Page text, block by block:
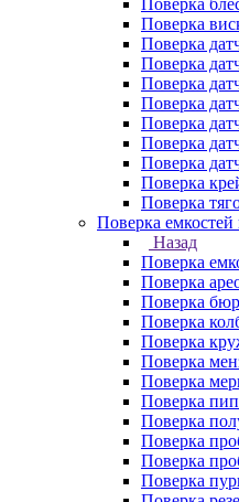
Поверка
Поверка
Поверка
Поверка
Поверка
Поверка
Поверка
Поверка
Поверка
Поверка
Поверка
Поверка
Назад
Поверка
Поверка
Поверка
Поверка
Поверка
Поверка
Поверка
Поверка
Поверка
Поверка
Поверка
Поверка